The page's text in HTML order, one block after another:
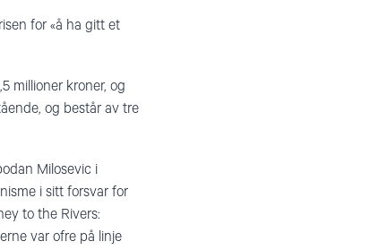
for «å ha gitt et
millioner kroner, og
og består av tre
Milosevic i
i sitt forsvar for
to the Rivers:
var ofre på linje